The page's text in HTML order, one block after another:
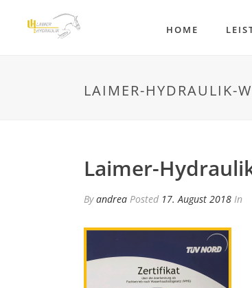
HOME
LAIMER-HYDRAULIK-
Laimer-
Byandrea Posted 17. August 2018 In